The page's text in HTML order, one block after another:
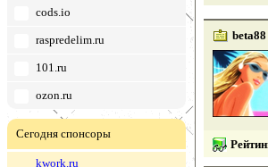
cods.io
raspredelim.ru
101.ru
ozon.ru
Сегодня спонсоры
kwork.ru
beta88